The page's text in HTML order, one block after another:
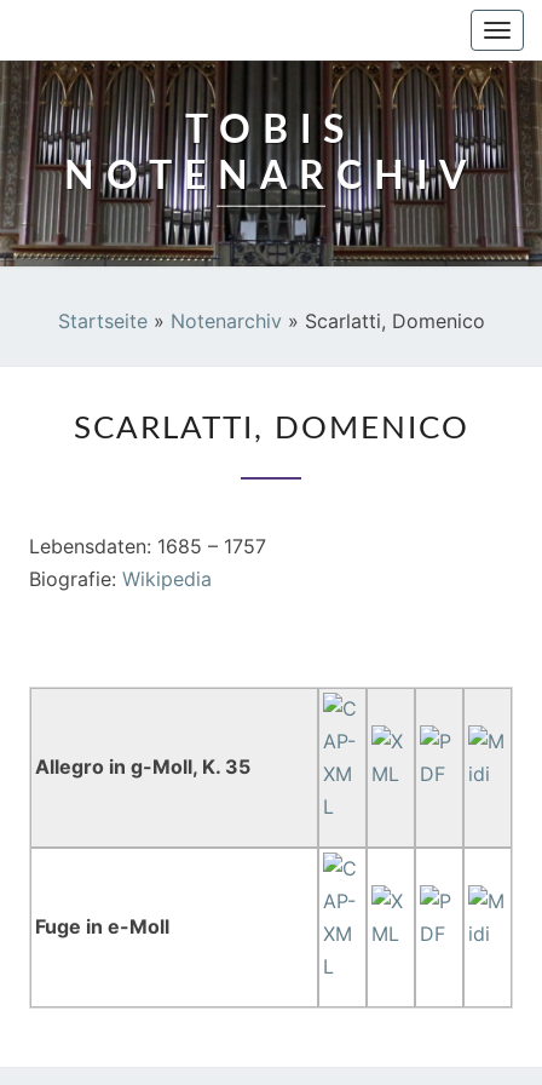
TOBIS
NOTENARCHIV
Startseite» Notenarchiv » Scarlatti, Domenico
DOMENICO
SCARLATTI, DOMENICO
Lebensdaten: 1685 – 1757
Biografie: Wikipedia
Allegro in g-Moll, K. 35
Fuge in e-Moll